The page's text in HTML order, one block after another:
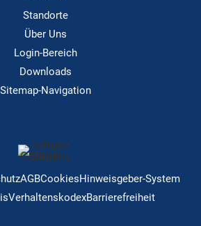
Standorte
Über Uns
Login-Bereich
Downloads
Sitemap-Navigation
AGBCookiesHinweisgeber-System
VerhaltenskodexBarrierefreiheit